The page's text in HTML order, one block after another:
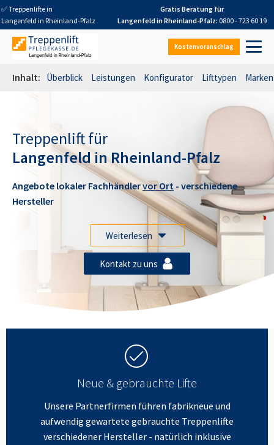
✅ Treppenlifte in
Langenfeld in Rheinland-Pfalz
Gratis Beratung für
Langenfeld in Rheinland-Pfalz: 0800 - 723 60 19
Kostenvoranschlag
Inhalt: Überblick Leistungen Konfigurator Lifttypen Marken
Treppenlift für
Langenfeld in Rheinland-Pfalz
Angebote lokaler Fachhändlervor Ort - verschiedene
Hersteller
Weiterlesen
Kontakt zu uns
Neue & gebrauchte Lifte
Unsere Partnerfirmen führen fabrikneue und
aufwendig gewartete gebrauchte Treppenlifte
verschiedener Hersteller - natürlich inklusive